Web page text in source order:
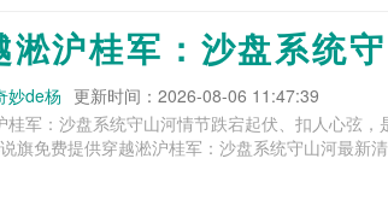
淞沪桂军：沙盘系统
妙de杨 更新时间：2026-08-06 11:47:39
桂军：沙盘系统守山河情节跌宕起伏、扣人心弦
旗免费提供穿越淞沪桂军：沙盘系统守山河最新